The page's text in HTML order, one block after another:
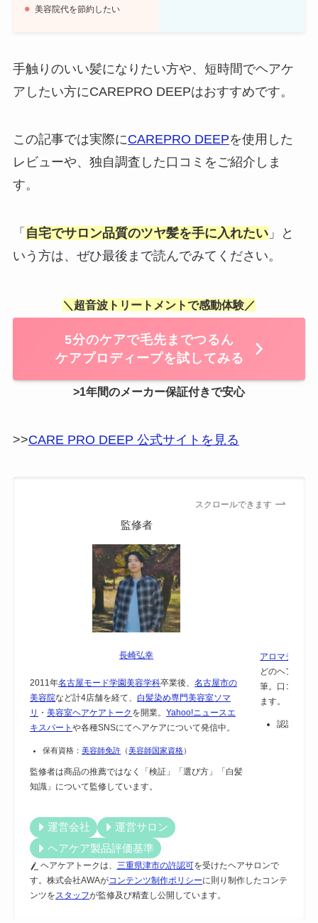
美容院代を節約したい
手触りのいい髪になりたい方や、短時間でヘアケ
アしたい方にCAREPRO DEEPはおすすめです。
この記事では実際にCAREPRO DEEPを使用した
レビューや、独自調査した口コミをご紹介しま
す。
「 自宅でサロン品質のツヤ髪を手に入れたい」と
いう方は、ぜひ最後まで読んでみてください。
＼ 超音波トリートメントで感動体験／
5分のケアで毛先までつるん
ケアプロディープを試してみる
>1年間のメーカー保証付きで安心
>>CARE PRO DEEP 公式サイトを見る
スクロールできます
監修者
長崎弘幸
2011年名古屋モード学園美容学科卒業後、名古屋市の
美容院など計4店舗を経て、白髪染め専門美容室ソマ
リ ・美容室ヘアケアトーク を開業。Yahoo!ニュースエ
キスパートや各種SNSにてヘアケアについて発信中。
保有資格：美容師免許 （美容師国家資格）
監修者は商品の推薦ではなく「検証」「選び方」「白髪
知識」について監修しています。
アロマテラピ
どのヘアケア
筆。口コミで
ます。
認証：
運営会社
運営サロン
ヘアケア製品評価基準
ヘアケアトークは、 三重県津市の許認可を受けたヘアサロンで
す。株式会社AWAがコンテンツ制作ポリシーに則り制作したコンテ
ンツをスタッフが監修及び精査し公開しています。